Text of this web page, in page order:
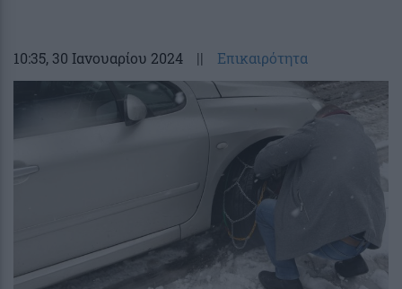
10:35, 30 Ιανουαρίου 2024 || Επικαιρότητα